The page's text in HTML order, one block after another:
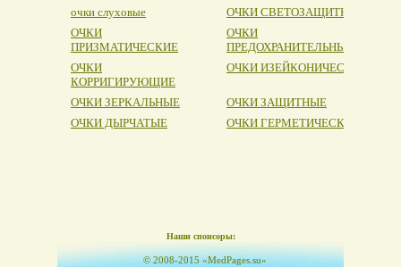
очки слуховые
ОЧКИ СВЕТОЗАЩИТНЫЕ
ОЧКИ
ПРИЗМАТИЧЕСКИЕ
ОЧКИ
ПРЕДОХРАНИТЕЛЬНЫЕ
ОЧКИ
КОРРИГИРУЮЩИЕ
ОЧКИ ИЗЕЙКОНИЧЕСКИЕ
ОЧКИ ЗЕРКАЛЬНЫЕ
ОЧКИ ЗАЩИТНЫЕ
ОЧКИ ДЫРЧАТЫЕ
ОЧКИ ГЕРМЕТИЧЕСКИЕ
Наши спонсоры:
© 2008-2015 «MedPages.su»